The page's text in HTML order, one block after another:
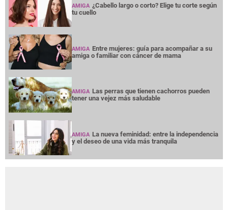
AMIGA ¿Cabello largo o corto? Elige tu corte según
tu cuello
AMIGA Entre mujeres: guía para acompañar a su
amiga o familiar con cáncer de mama
AMIGA Las perras que tienen cachorros pueden
tener una vejez más saludable
AMIGA La nueva feminidad: entre la independencia
y el deseo de una vida más tranquila